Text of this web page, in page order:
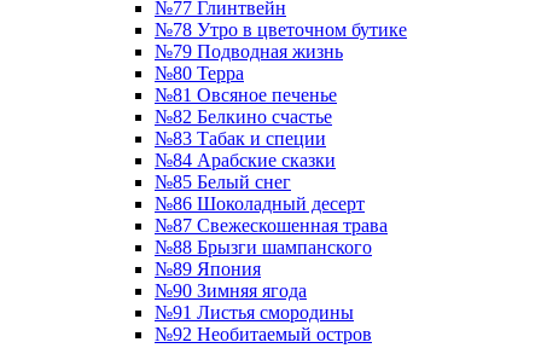
№77 Глинтвейн
№78 Утро в цветочном бутике
№79 Подводная жизнь
№80 Терра
№81 Овсяное печенье
№82 Белкино счастье
№83 Табак и специи
№84 Арабские сказки
№85 Белый снег
№86 Шоколадный десерт
№87 Свежескошенная трава
№88 Брызги шампанского
№89 Япония
№90 Зимняя ягода
№91 Листья смородины
№92 Необитаемый остров